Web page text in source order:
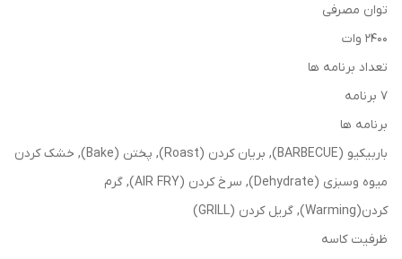
توان مصرفی
2400 وات
تعداد برنامه ها
7 برنامه
برنامه ها
باربیکیو (BARBECUE), بریان کردن (Roast), پختن (Bake), خشک کردن
میوه وسبزی (Dehydrate), سرخ کردن (AIR FRY), گرم
کردن(Warming), گریل کردن (GRILL)
ظرفیت کاسه